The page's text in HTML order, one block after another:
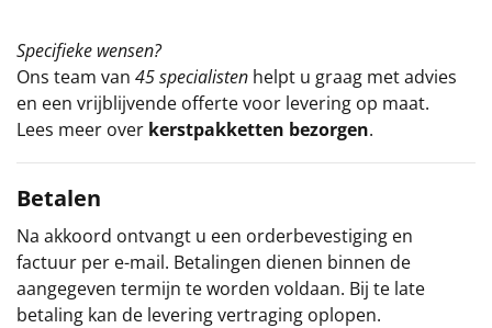
Specifieke wensen?
Ons team van 45 specialisten helpt u graag met advies
en een vrijblijvende offerte voor levering op maat.
Lees meer over kerstpakketten bezorgen.
Betalen
Na akkoord ontvangt u een orderbevestiging en
factuur per e-mail. Betalingen dienen binnen de
aangegeven termijn te worden voldaan. Bij te late
betaling kan de levering vertraging oplopen.